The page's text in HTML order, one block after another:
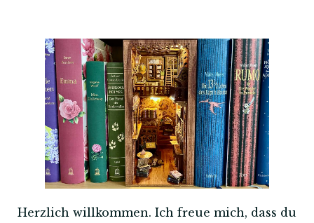
Herzlich willkommen. Ich freue mich, dass du